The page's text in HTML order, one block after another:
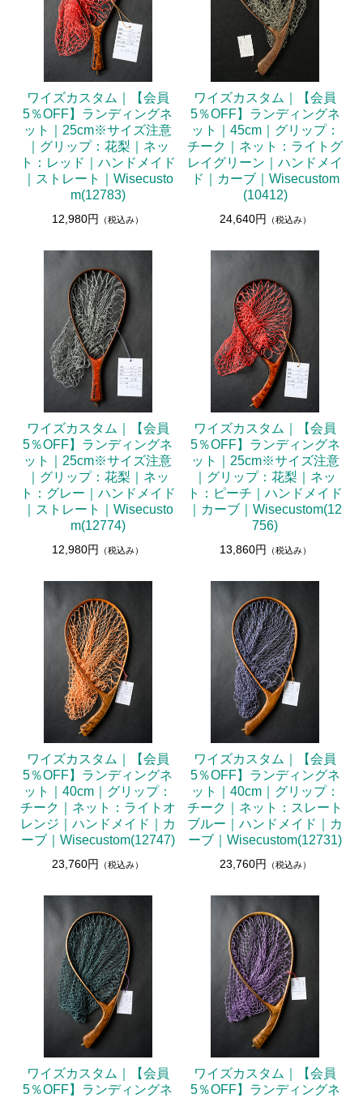
ワイズカスタム｜【会員
5％OFF】ランディングネ
ット｜25cm※サイズ注意
｜グリップ：花梨｜ネッ
ト：レッド｜ハンドメイド
｜ストレート｜Wisecusto
m(12783)
12,980円 （税込み）
ワイズカスタム｜【会員
5％OFF】ランディングネ
ット｜45cm｜グリップ：
チーク｜ネット：ライトグ
レイグリーン｜ハンドメイ
ド｜カーブ｜Wisecustom
(10412)
24,640円 （税込み）
ワイズカスタム｜【会員
5％OFF】ランディングネ
ット｜25cm※サイズ注意
｜グリップ：花梨｜ネッ
ト：グレー｜ハンドメイド
｜ストレート｜Wisecusto
m(12774)
12,980円 （税込み）
ワイズカスタム｜【会員
5％OFF】ランディングネ
ット｜25cm※サイズ注意
｜グリップ：花梨｜ネッ
ト：ピーチ｜ハンドメイド
｜カーブ｜Wisecustom(12
756)
13,860円 （税込み）
ワイズカスタム｜【会員
5％OFF】ランディングネ
ット｜40cm｜グリップ：
チーク｜ネット：ライトオ
レンジ｜ハンドメイド｜カ
ーブ｜Wisecustom(12747)
23,760円 （税込み）
ワイズカスタム｜【会員
5％OFF】ランディングネ
ット｜40cm｜グリップ：
チーク｜ネット：スレート
ブルー｜ハンドメイド｜カ
ーブ｜Wisecustom(12731)
23,760円 （税込み）
ワイズカスタム｜【会員
5％OFF】ランディングネ
ワイズカスタム｜【会員
5％OFF】ランディングネ